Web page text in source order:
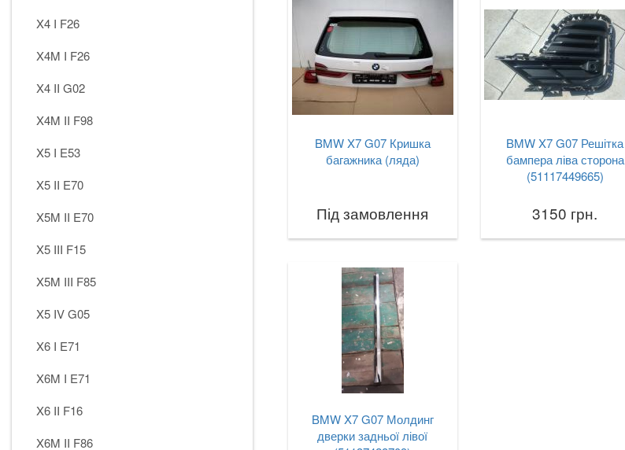
X4 I F26
X4M I F26
X4 II G02
X4M II F98
X5 I E53
X5 II E70
X5M II E70
X5 III F15
X5M III F85
X5 IV G05
X6 I E71
X6M I E71
X6 II F16
X6M II F86
BMW X7 G07 Кришка
багажника (ляда)
Під замовлення
BMW X7 G07 Решітка
бампера ліва сторона
(51117449665)
3150 грн.
BMW X7 G07 Молдинг
дверки задньої лівої